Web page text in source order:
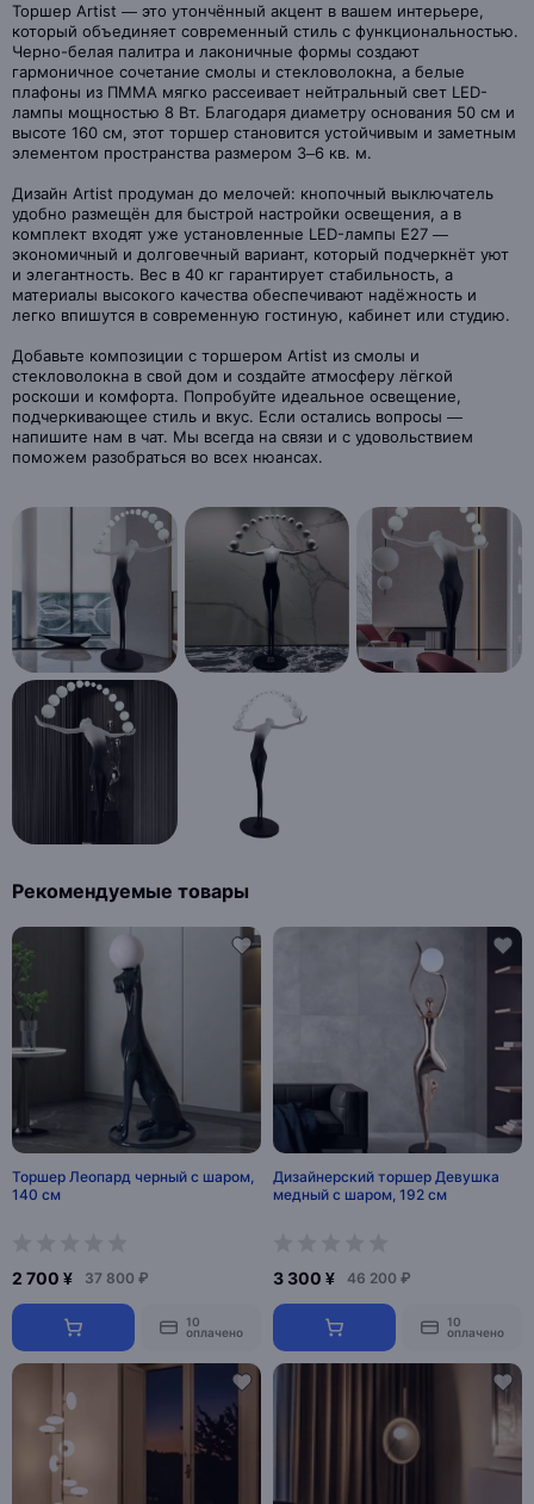
Торшер Artist — это утончённый акцент в вашем интерьерe,
который объединяет современный стиль с функциональностью.
Черно-белая палитра и лаконичные формы создают
гармоничное сочетание смолы и стекловолокна, а белые
плафоны из ПММА мягко рассеивает нейтральный свет LED-
лампы мощностью 8 Вт. Благодаря диаметру основания 50 см и
высоте 160 см, этот торшер становится устойчивым и заметным
элементом пространства размером 3–6 кв. м.
Дизайн Artist продуман до мелочей: кнопочный выключатель
удобно размещён для быстрой настройки освещения, а в
комплект входят уже установленные LED-лампы E27 —
экономичный и долговечный вариант, который подчеркнёт уют
и элегантность. Вес в 40 кг гарантирует стабильность, а
материалы высокого качества обеспечивают надёжность и
легко впишутся в современную гостиную, кабинет или студию.
Добавьте композиции с торшером Artist из смолы и
стекловолокна в свой дом и создайте атмосферу лёгкой
роскоши и комфорта. Попробуйте идеальное освещение,
подчеркивающее стиль и вкус. Если остались вопросы —
напишите нам в чат. Мы всегда на связи и с удовольствием
поможем разобраться во всех нюансах.
Рекомендуемые товары
Торшер Леопард черный с шаром,
140 см
2 700 ¥ 37 800 ₽
10
оплачено
Дизайнерский торшер Девушка
медный с шаром, 192 см
3 300 ¥ 46 200 ₽
10
оплачено